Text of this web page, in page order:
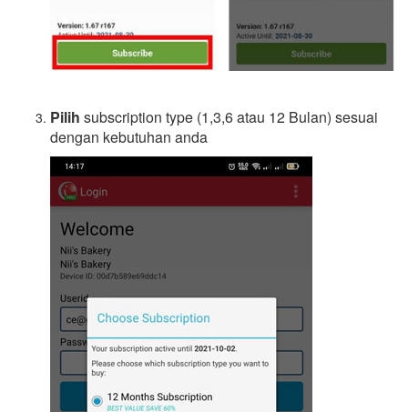
Pilih subscription type (1,3,6 atau 12 Bulan) sesuai
dengan kebutuhan anda